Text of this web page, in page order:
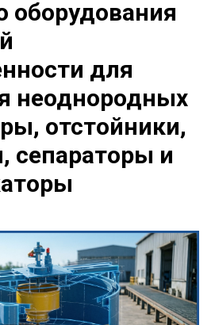
оборудования
для
неоднородных
отстойники,
сепараторы и